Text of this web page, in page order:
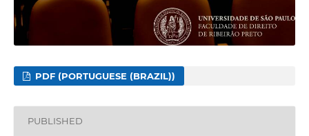
PDF (PORTUGUESE (BRAZIL))
PUBLISHED